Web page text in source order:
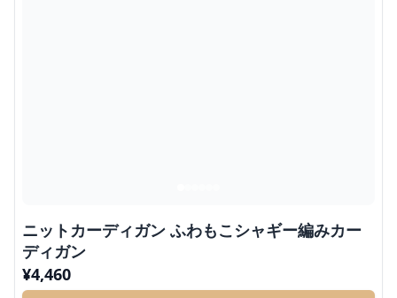
ニットカーディガン ふわもこシャギー編みカー
ディガン
¥4,460